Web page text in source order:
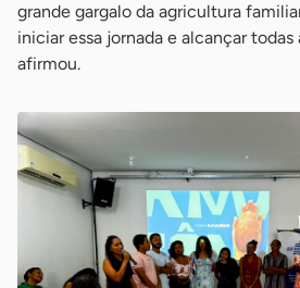
grande gargalo da agricultura
iniciar essa jornada e alcançar todas
afirmou.